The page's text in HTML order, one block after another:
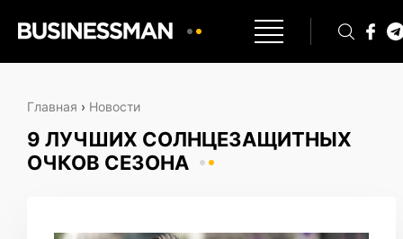
Главная › Новости
9 ЛУЧШИХ СОЛНЦЕЗАЩИТНЫХ
ОЧКОВ СЕЗОНА